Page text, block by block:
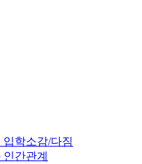
입학소감/다짐
인간관계